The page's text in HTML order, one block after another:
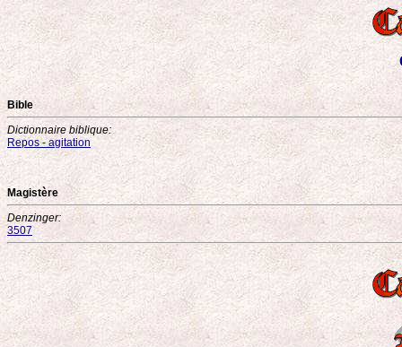
Bible
Dictionnaire biblique:
Repos - agitation
Magistère
Denzinger:
3507